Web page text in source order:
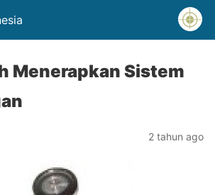
Menerapkan Sistem
2 tahun ago